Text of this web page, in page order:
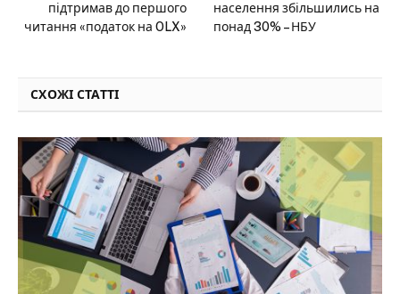
підтримав до першого
читання «податок на OLX»
населення збільшились на
понад 30% – НБУ
СХОЖІ СТАТТІ